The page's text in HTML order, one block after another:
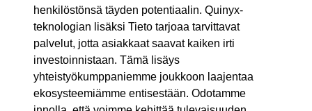
henkilöstönsä täyden potentiaalin. Quinyx-
teknologian lisäksi Tieto tarjoaa tarvittavat
palvelut, jotta asiakkaat saavat kaiken irti
investoinnistaan. Tämä lisäys
yhteistyökumppaniemme joukkoon laajentaa
ekosysteemiämme entisestään. Odotamme